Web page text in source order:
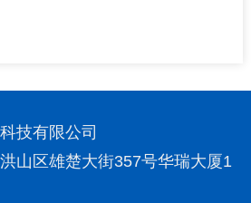
技有限公司
山区雄楚大街357号华瑞大厦1